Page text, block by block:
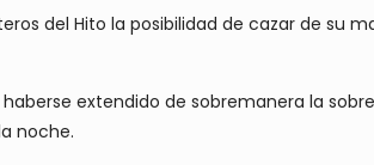
del Hito la posibilidad de cazar de su
extendido de sobremanera la
noche.